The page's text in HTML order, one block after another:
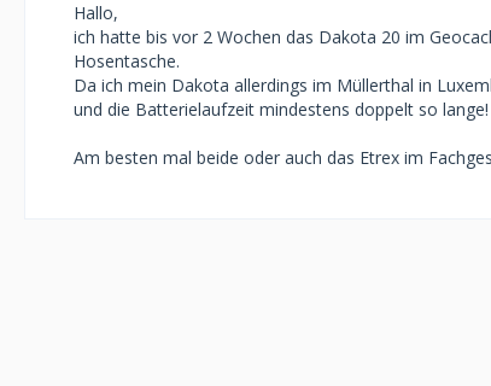
Hallo,
ich hatte bis vor 2 Wochen das Dakota 20 im
Hosentasche.
Da ich mein Dakota allerdings im Müllerthal in
und die Batterielaufzeit mindestens doppelt so lange!
Am besten mal beide oder auch das Etrex im